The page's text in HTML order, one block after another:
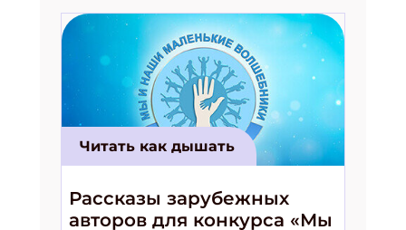
Читать как дышать
Рассказы зарубежных
авторов для конкурса «Мы